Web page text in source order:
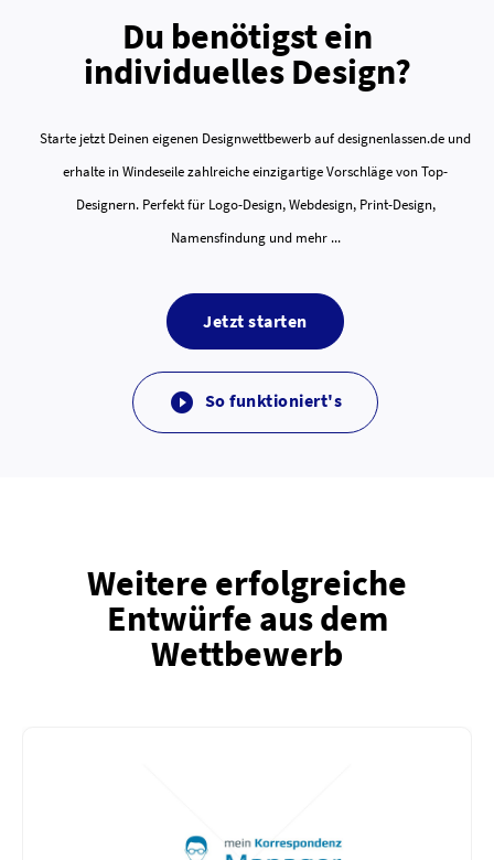
Du benötigst ein
individuelles Design?
Starte jetzt Deinen eigenen Designwettbewerb auf designenlassen.de und
erhalte in Windeseile zahlreiche einzigartige Vorschläge von Top-
Designern. Perfekt für Logo-Design, Webdesign, Print-Design,
Namensfindung und mehr ...
Jetzt starten
 So funktioniert's
Weitere erfolgreiche
Entwürfe aus dem
Wettbewerb